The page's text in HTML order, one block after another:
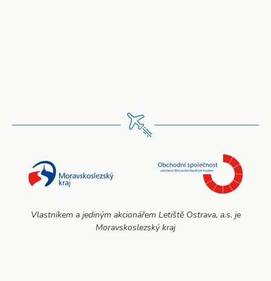
Vlastníkem a jediným akcionářem Letiště Ostrava, a.s. je
Moravskoslezský kraj